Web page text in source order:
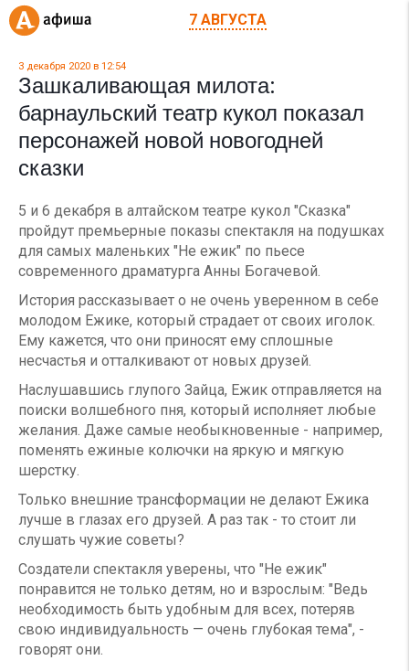
7 АВГУСТА
3 декабря 2020 в 12:54
Зашкаливающая милота:
барнаульский театр кукол показал
персонажей новой новогодней
сказки
5 и 6 декабря в алтайском театре кукол "Сказка"
пройдут премьерные показы спектакля на подушках
для самых маленьких "Не ежик" по пьесе
современного драматурга Анны Богачевой.
История рассказывает о не очень уверенном в себе
молодом Ежике, который страдает от своих иголок.
Ему кажется, что они приносят ему сплошные
несчастья и отталкивают от новых друзей.
Наслушавшись глупого Зайца, Ежик отправляется на
поиски волшебного пня, который исполняет любые
желания. Даже самые необыкновенные - например,
поменять ежиные колючки на яркую и мягкую
шерстку.
Только внешние трансформации не делают Ежика
лучше в глазах его друзей. А раз так - то стоит ли
слушать чужие советы?
Создатели спектакля уверены, что "Не ежик"
понравится не только детям, но и взрослым: "Ведь
необходимость быть удобным для всех, потеряв
свою индивидуальность — очень глубокая тема", -
говорят они.